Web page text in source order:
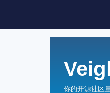
你的开源社区